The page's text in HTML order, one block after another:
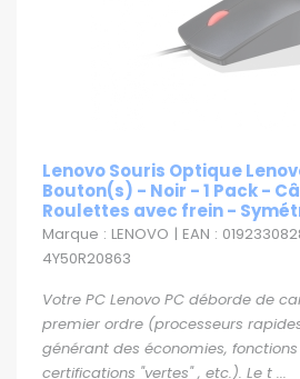
Lenovo Souris Optique
Bouton(s) - Noir - 1 Pack -
Roulettes avec frein -
Marque : LENOVO | EAN :
4Y50R20863
Votre PC Lenovo PC déborde de
premier ordre (processeurs
générant des économies,
certifications "vertes" , etc.). Le t ...